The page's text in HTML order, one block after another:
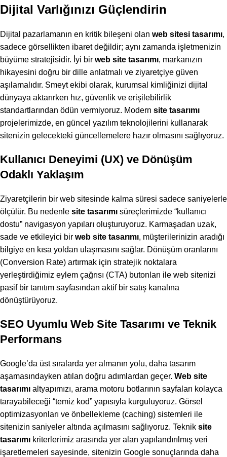
Dijital Varlığınızı Güçlendirin
Dijital pazarlamanın en kritik bileşeni olan web sitesi tasarımı,
sadece görsellikten ibaret değildir; aynı zamanda işletmenizin
büyüme stratejisidir. İyi bir web site tasarımı, markanızın
hikayesini doğru bir dille anlatmalı ve ziyaretçiye güven
aşılamalıdır. Smeyt ekibi olarak, kurumsal kimliğinizi dijital
dünyaya aktarırken hız, güvenlik ve erişilebilirlik
standartlarından ödün vermiyoruz. Modern site tasarımı
projelerimizde, en güncel yazılım teknolojilerini kullanarak
sitenizin gelecekteki güncellemelere hazır olmasını sağlıyoruz.
Kullanıcı Deneyimi (UX) ve Dönüşüm
Odaklı Yaklaşım
Ziyaretçilerin bir web sitesinde kalma süresi sadece saniyelerle
ölçülür. Bu nedenle site tasarımı süreçlerimizde “kullanıcı
dostu” navigasyon yapıları oluşturuyoruz. Karmaşadan uzak,
sade ve etkileyici bir web site tasarımı, müşterilerinizin aradığı
bilgiye en kısa yoldan ulaşmasını sağlar. Dönüşüm oranlarını
(Conversion Rate) artırmak için stratejik noktalara
yerleştirdiğimiz eylem çağrısı (CTA) butonları ile web sitenizi
pasif bir tanıtım sayfasından aktif bir satış kanalına
dönüştürüyoruz.
SEO Uyumlu Web Site Tasarımı ve Teknik
Performans
Google’da üst sıralarda yer almanın yolu, daha tasarım
aşamasındayken atılan doğru adımlardan geçer. Web site
tasarımı altyapımızı, arama motoru botlarının sayfaları kolayca
tarayabileceği “temiz kod” yapısıyla kurguluyoruz. Görsel
optimizasyonları ve önbellekleme (caching) sistemleri ile
sitenizin saniyeler altında açılmasını sağlıyoruz. Teknik site
tasarımı kriterlerimiz arasında yer alan yapılandırılmış veri
işaretlemeleri sayesinde, sitenizin Google sonuçlarında daha